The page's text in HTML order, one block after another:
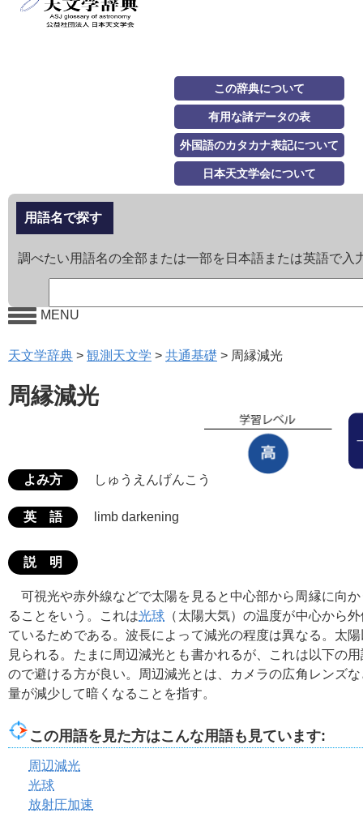
この辞典について
有用な諸データの表
外国語のカタカナ表記について
日本天文学会について
用語名で探す
調べたい用語名の全部または一部を日本語または英語で入
MENU
天文学辞典 > 観測天文学 > 共通基礎 > 周縁減光
周縁減光
よみ方 しゅうえんげんこう
英 語 limb darkening
説 明
可視光や赤外線などで太陽を見ると中心部から周縁に向
ることをいう。これは光球 （太陽大気）の温度が中心から
ているためである。波長によって減光の程度は異なる。太
見られる。たまに周辺減光とも書かれるが、これは以下の
ので避ける方が良い。周辺減光とは、カメラの広角レンズ
量が減少して暗くなることを指す。
この用語を見た方はこんな用語も見ています:
周辺減光
光球
放射圧加速